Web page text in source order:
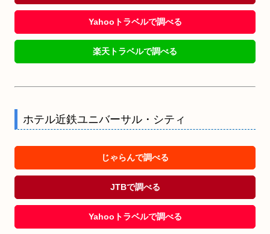
Yahooトラベルで調べる
楽天トラベルで調べる
ホテル近鉄ユニバーサル・シティ
じゃらんで調べる
JTBで調べる
Yahooトラベルで調べる